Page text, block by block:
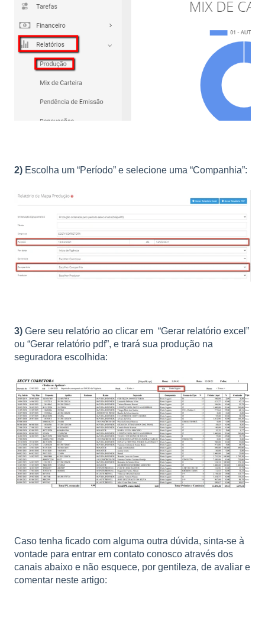
2) Escolha um “Período” e selecione uma “Companhia”:
3) Gere seu relatório ao clicar em “Gerar relatório excel”
ou “Gerar relatório pdf”, e trará sua produção na
seguradora escolhida:
Caso tenha ficado com alguma outra dúvida, sinta-se à
vontade para entrar em contato conosco através dos
canais abaixo e não esquece, por gentileza, de avaliar e
comentar neste artigo: